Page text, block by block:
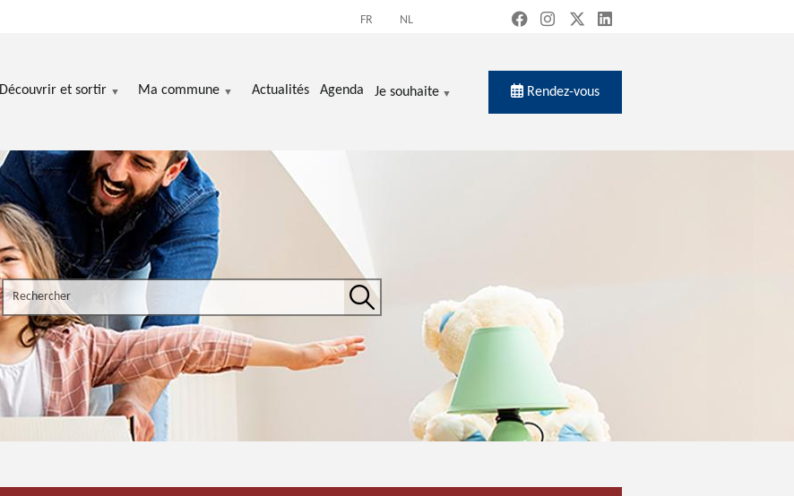
FR NL
Découvrir et sortir Ma commune Actualités Agenda Je souhaite Rendez-vous
Search the site
Rechercher